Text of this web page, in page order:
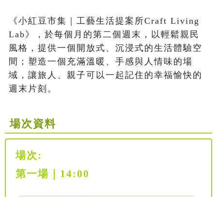
《小紅豆市集｜工藝生活提案所Craft Living
Lab》，於每個月的第二個週末，以輕鬆親民
風格，提供一個開放式、沉浸式的生活體驗空
間；塑造一個充滿溫暖、手感與人情味的場
域，讓旅人、親子可以一起記住的幸福愉快的
週末片刻。
場次資料
場次:
第一場｜14:00